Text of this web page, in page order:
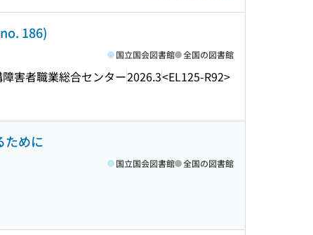
186)
害者職業総合センター2026.3<EL125-R92>
国立国会図書館 全国の図書館
ために
国立国会図書館 全国の図書館